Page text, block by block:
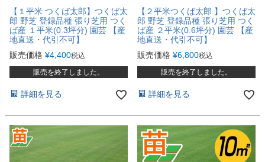
【１平米 つくば太郎】つくば太
郎 野芝 登録品種 張り芝用 つく
ば産 １平米(0.3坪分) 園芸 【産
地直送・代引不可】
販売価格 ¥4,400税込
販売を終了しました。
詳細を見る
【２平米つくば太郎 】つくば太
郎 野芝 登録品種 張り芝用 つく
ば産 ２平米(0.6坪分) 園芸 【産
地直送・代引不可】
販売価格 ¥6,800税込
販売を終了しました。
詳細を見る